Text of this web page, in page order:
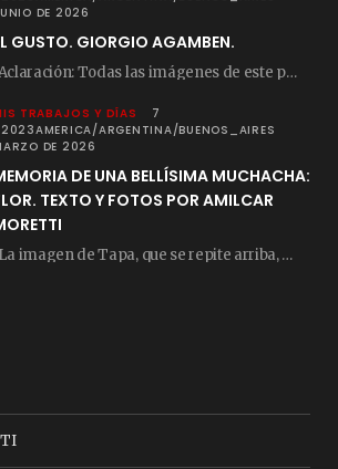
DE 2026
GUSTO. GIORGIO AGAMBEN.
(Aclaración: Todas las imágenes de este posteo fueron tomadas de Bloghemia.com, y todos los…
TRABAJOS Y DÍAS
7
ARGENTINA/BUENOS_AIRES
DE 2026
DE UNA BELLÍSIMA MUCHACHA:
TEXTO Y FOTOS POR AMILCAR
(La imagen de Tapa, que se repite arriba, fue compuesta por Amilcar Moretti el viernes…